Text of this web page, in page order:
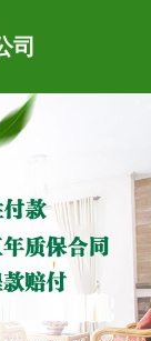
司